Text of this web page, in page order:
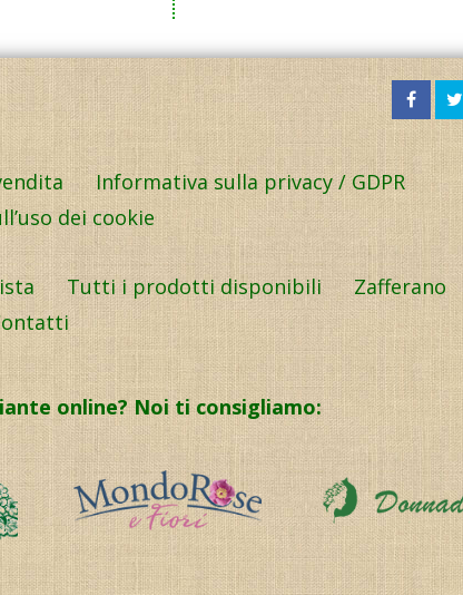
Informativa sulla privacy / GDPR
dei cookie
Tutti i prodotti disponibili Zafferano
online? Noi ti consigliamo: